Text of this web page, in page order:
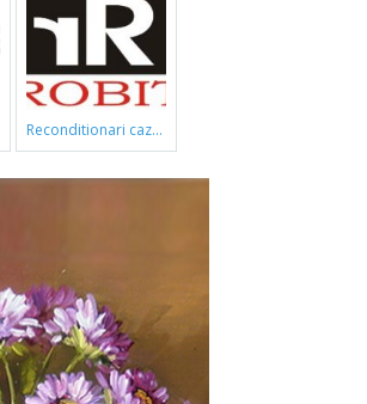
reconditionari cazi de baie